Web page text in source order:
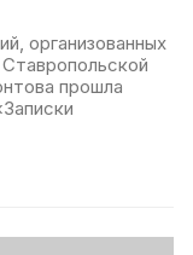
организованных
прошла